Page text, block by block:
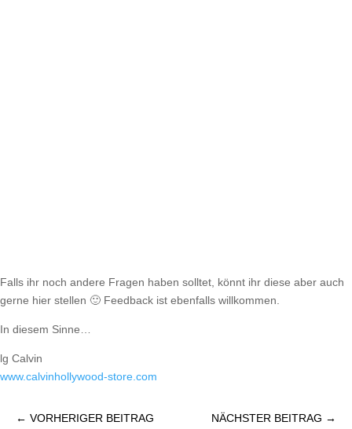
Falls ihr noch andere Fragen haben solltet, könnt ihr diese aber auch
gerne hier stellen 🙂 Feedback ist ebenfalls willkommen.
In diesem Sinne…
lg Calvin
www.calvinhollywood-store.com
← VORHERIGER BEITRAG NÄCHSTER BEITRAG →